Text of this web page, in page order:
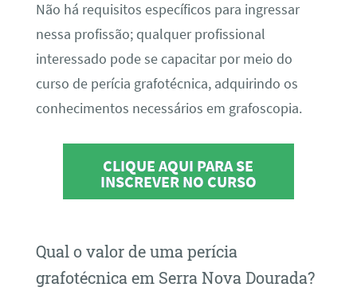
Não há requisitos específicos para ingressar
nessa profissão; qualquer profissional
interessado pode se capacitar por meio do
curso de perícia grafotécnica, adquirindo os
conhecimentos necessários em grafoscopia.
CLIQUE AQUI PARA SE
INSCREVER NO CURSO
Qual o valor de uma perícia
grafotécnica em Serra Nova Dourada?